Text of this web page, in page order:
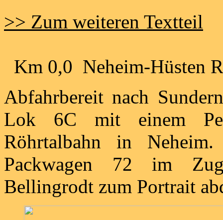
>> Zum weiteren Textteil
Km 0,0 Neheim-Hüsten
Abfahrbereit nach
Lok 6C mit einem
Röhrtalbahn in
Packwagen 72 im
Bellingrodt zum Portrait